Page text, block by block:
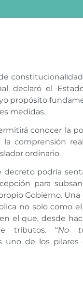
declaró el
propósito
medidas.
conocer la
comprensión
ordinario.
decreto podría
para
Gobierno. Una
no solo como
el que, desde
tributos. “No
uno de los pilares